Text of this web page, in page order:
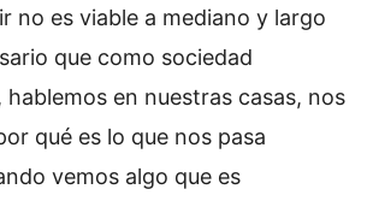
no es viable a mediano y largo
que como sociedad
en nuestras casas, nos
qué es lo que nos pasa
vemos algo que es